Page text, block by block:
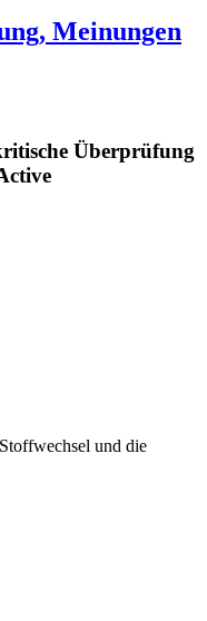
Überprüfung
und die